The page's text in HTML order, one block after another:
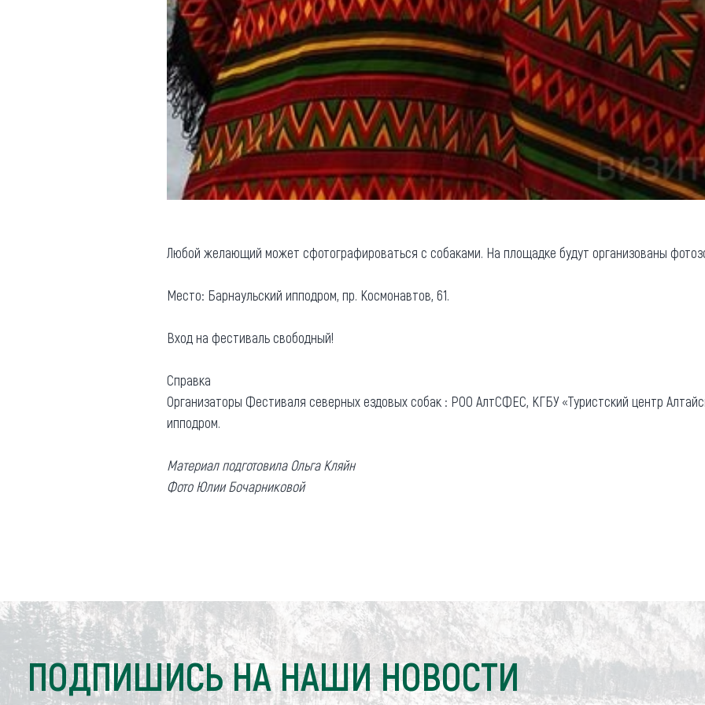
Любой желающий может сфотографироваться с собаками. На площадке будут организованы
Место: Барнаульский ипподром, пр. Космонавтов, 61.
Вход на фестиваль свободный!
Справка
Организаторы Фестиваля северных ездовых собак : РОО АлтСФЕС, КГБУ «Туристский центр
ипподром.
Материал подготовила Ольга Кляйн
Фото Юлии Бочарниковой
ПОДПИШИСЬ НА НАШИ НОВОСТИ